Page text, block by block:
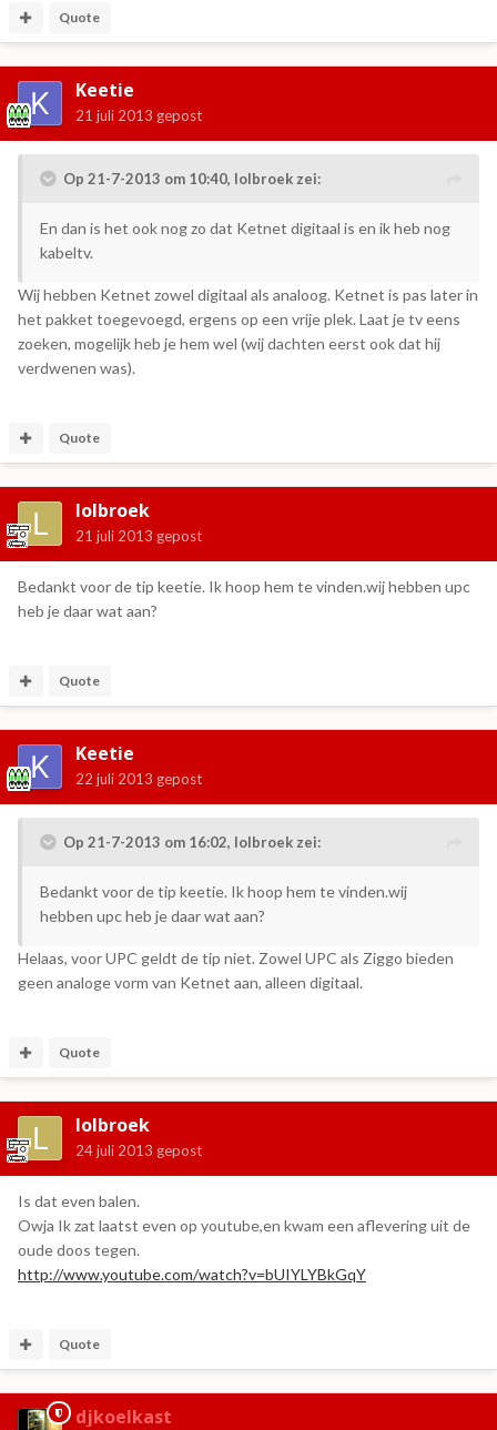
Quote
Keetie
21 juli 2013 gepost
Op 21-7-2013 om 10:40, lolbroek zei:
En dan is het ook nog zo dat Ketnet digitaal is en ik heb nog
kabeltv.
Wij hebben Ketnet zowel digitaal als analoog. Ketnet is pas later in
het pakket toegevoegd, ergens op een vrije plek. Laat je tv eens
zoeken, mogelijk heb je hem wel (wij dachten eerst ook dat hij
verdwenen was).
Quote
lolbroek
21 juli 2013 gepost
Bedankt voor de tip keetie. Ik hoop hem te vinden.wij hebben upc
heb je daar wat aan?
Quote
Keetie
22 juli 2013 gepost
Op 21-7-2013 om 16:02, lolbroek zei:
Bedankt voor de tip keetie. Ik hoop hem te vinden.wij
hebben upc heb je daar wat aan?
Helaas, voor UPC geldt de tip niet. Zowel UPC als Ziggo bieden
geen analoge vorm van Ketnet aan, alleen digitaal.
Quote
lolbroek
24 juli 2013 gepost
Is dat even balen.
Owja Ik zat laatst even op youtube,en kwam een aflevering uit de
oude doos tegen.
http://www.youtube.com/watch?v=bUIYLYBkGqY
Quote
djkoelkast